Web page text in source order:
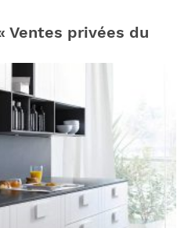
Ventes privées du